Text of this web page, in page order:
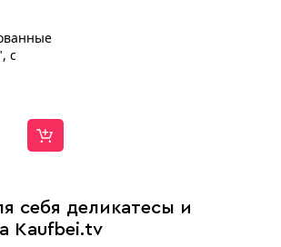
с
себя деликатесы и
Kaufbei.tv